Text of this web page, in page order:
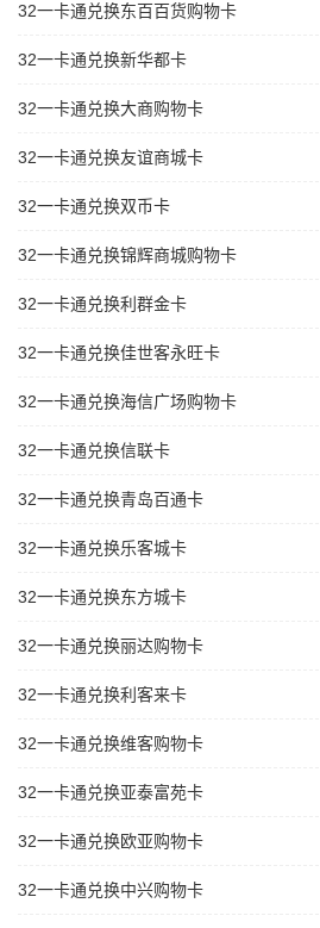
32一卡通兑换东百百货购物卡
32一卡通兑换新华都卡
32一卡通兑换大商购物卡
32一卡通兑换友谊商城卡
32一卡通兑换双币卡
32一卡通兑换锦辉商城购物卡
32一卡通兑换利群金卡
32一卡通兑换佳世客永旺卡
32一卡通兑换海信广场购物卡
32一卡通兑换信联卡
32一卡通兑换青岛百通卡
32一卡通兑换乐客城卡
32一卡通兑换东方城卡
32一卡通兑换丽达购物卡
32一卡通兑换利客来卡
32一卡通兑换维客购物卡
32一卡通兑换亚泰富苑卡
32一卡通兑换欧亚购物卡
32一卡通兑换中兴购物卡